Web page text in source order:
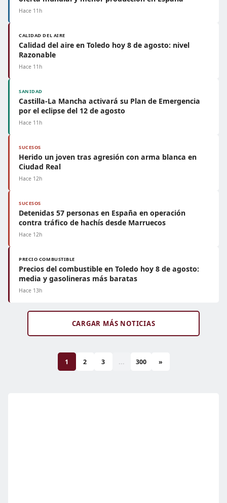
Hace 11h
CALIDAD DEL AIRE
Calidad del aire en Toledo hoy 8 de agosto: nivel
Razonable
Hace 11h
SANIDAD
Castilla-La Mancha activará su Plan de Emergencia
por el eclipse del 12 de agosto
Hace 11h
SUCESOS
Herido un joven tras agresión con arma blanca en
Ciudad Real
Hace 12h
SUCESOS
Detenidas 57 personas en España en operación
contra tráfico de hachís desde Marruecos
Hace 12h
PRECIO COMBUSTIBLE
Precios del combustible en Toledo hoy 8 de agosto:
media y gasolineras más baratas
Hace 13h
CARGAR MÁS NOTICIAS
1 2 3 ... 300 »